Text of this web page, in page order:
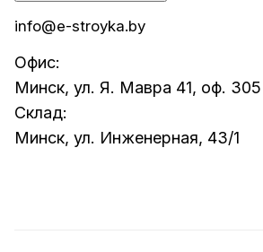
info@e-stroyka.by
Офис:
Минск, ул. Я. Мавра 41, оф. 305
Склад:
Минск, ул. Инженерная, 43/1